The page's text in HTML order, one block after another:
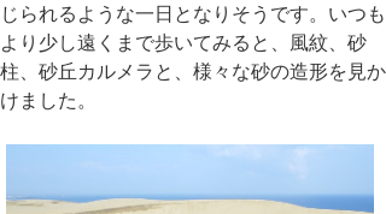
じられるような一日となりそうです。いつも
より少し遠くまで歩いてみると、風紋、砂
柱、砂丘カルメラと、様々な砂の造形を見か
けました。